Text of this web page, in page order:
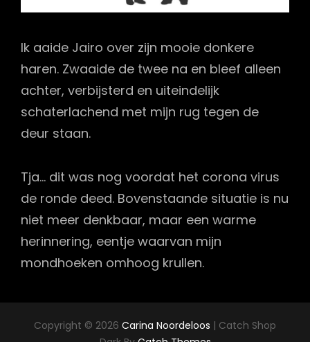
Ik aaide Jairo over zijn mooie donkere
haren. Zwaaide de twee na en bleef alleen
achter, verbijsterd en uiteindelijk
schaterlachend met mijn rug tegen de
deur staan.
Tja… dit was nog voordat het corona virus
de ronde deed. Bovenstaande situatie is nu
niet meer denkbaar, maar een warme
herinnering, eentje waarvan mijn
mondhoeken omhoog krullen.
Copyright © 2026 Carina Noordeloos | Catch Shop